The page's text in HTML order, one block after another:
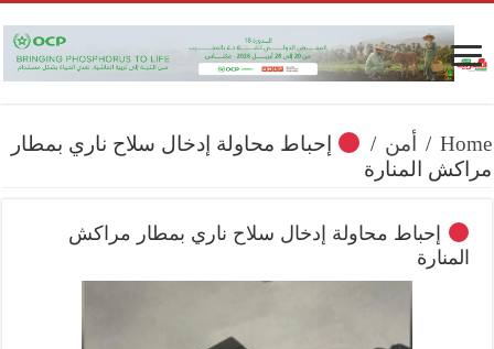
Home
/ أمن /
إحباط محاولة إدخال سلاح ناري بمطار
مراكش المنارة
إحباط محاولة إدخال سلاح ناري بمطار مراكش
المنارة